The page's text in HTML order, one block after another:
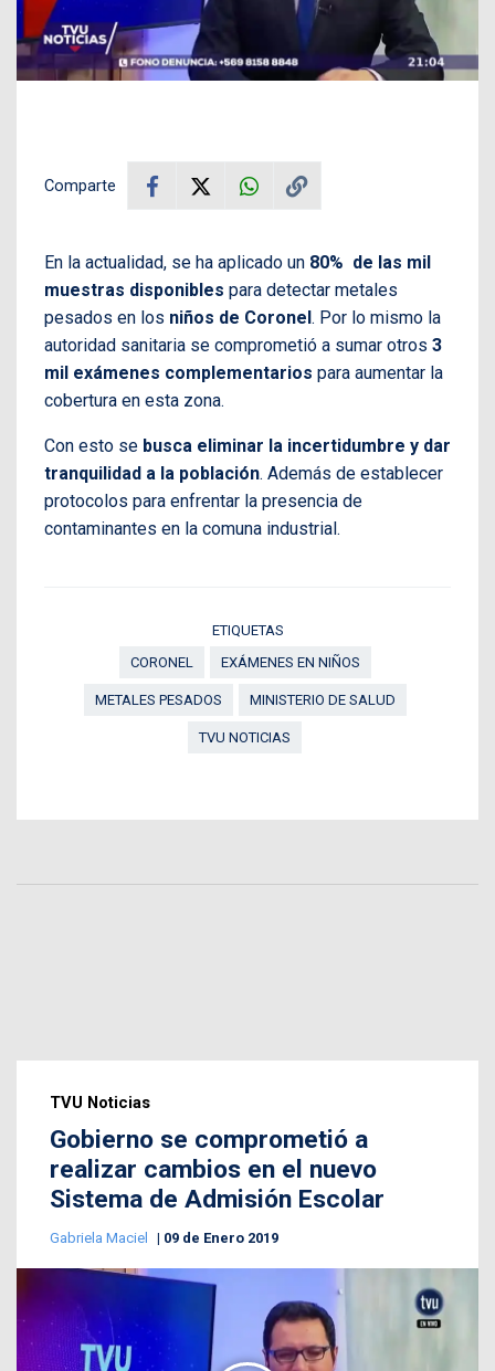
Comparte
En la actualidad, se ha aplicado un 80% de las mil
muestras disponibles para detectar metales
pesados en los niños de Coronel . Por lo mismo la
autoridad sanitaria se comprometió a sumar otros 3
mil exámenes complementarios para aumentar la
cobertura en esta zona.
Con esto se busca eliminar la incertidumbre y dar
tranquilidad a la población. Además de establecer
protocolos para enfrentar la presencia de
contaminantes en la comuna industrial.
ETIQUETAS
CORONEL
EXÁMENES EN NIÑOS
METALES PESADOS MINISTERIO DE SALUD
TVU NOTICIAS
TVU Noticias
Gobierno se comprometió a
realizar cambios en el nuevo
Sistema de Admisión Escolar
Gabriela Maciel 09 de Enero 2019